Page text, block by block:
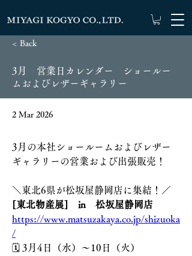
< Back
3月 営業日カレンダー ショールー
ムおよびレザーギャラリー
2 Mar 2026
3月の本社ショールームおよびレザー
ギャラリーの営業および出張販売！
＼東北6県が松坂屋静岡店に集結！／
[東北物産展]　in　松坂屋静岡店
https://www.matsuzakaya.co.jp/shizuoka
/
🗓 3月4日（水）〜10日（火）